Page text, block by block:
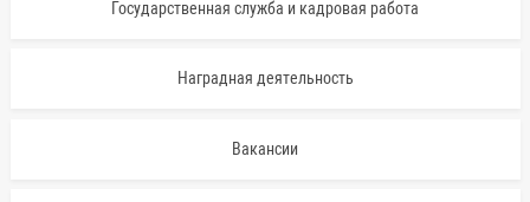
Государственная служба и кадровая работа
Наградная деятельность
Вакансии